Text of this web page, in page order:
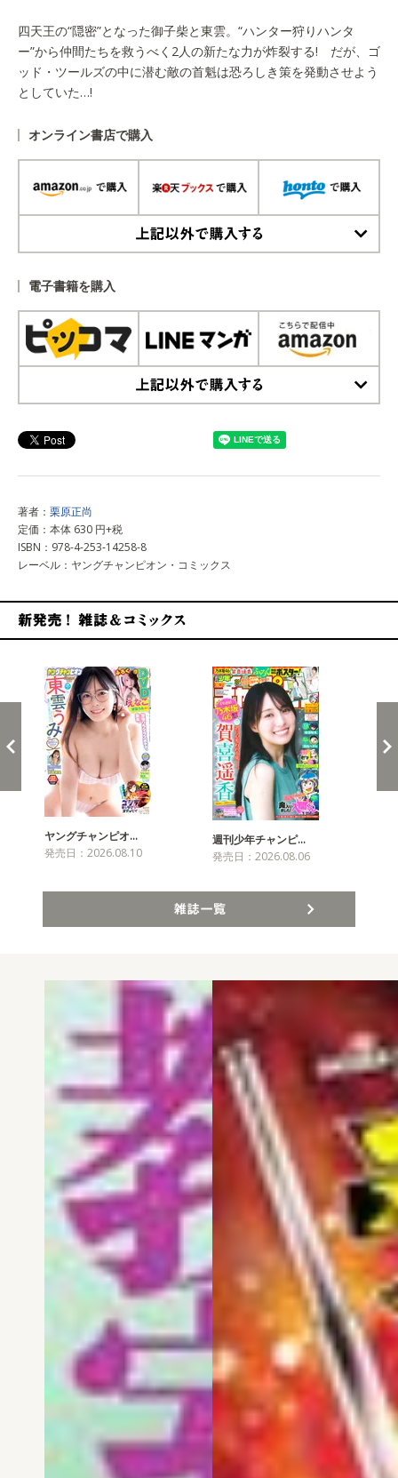
四天王の“隠密”となった御子柴と東雲。“ハンター狩りハンタ
ー”から仲間たちを救うべく2人の新たな力が炸裂する! だが、ゴ
ッド・ツールズの中に潜む敵の首魁は恐ろしき策を発動させよう
としていた…!
オンライン書店で購入
電子書籍を購入
著者： 栗原正尚
定価：本体 630 円+税
ISBN：978-4-253-14258-8
レーベル：ヤングチャンピオン・コミックス
ヤングチャンピオ…
発売日：2026.08.10
週刊少年チャンピ…
発売日：2026.08.06